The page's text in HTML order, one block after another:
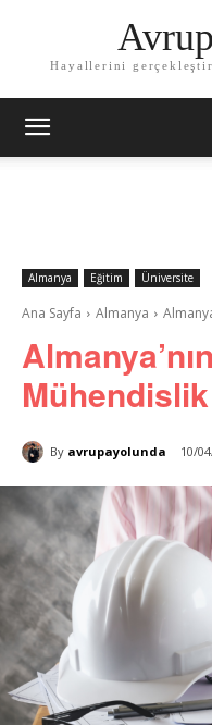
Hayallerini
Almanya Eğitim Üniversite
Ana Sayfa Almanya
By avrupayolunda 10/